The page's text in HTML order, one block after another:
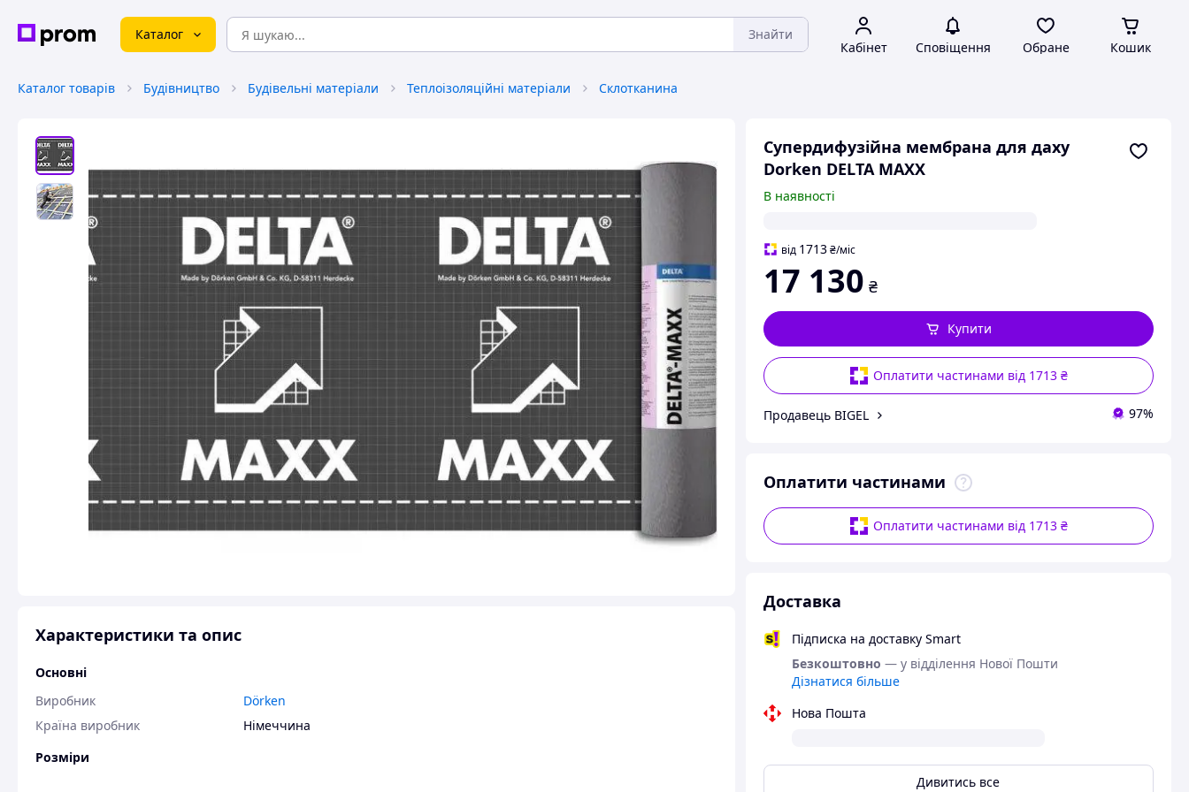
Каталог Знайти
Кабінет Сповіщення Обране Кошик
Каталог товарів Будівництво Будівельні матеріали Теплоізоляційні матеріали Склотканина
Супердифузійна мембрана для даху
Dorken DELTA MAXX
В наявності
від 1713 ₴/міс
17 130 ₴
Оплатити частинами від 1713 ₴
Купити
Продавець BIGEL 97%
Оплатити частинами
Оплатити частинами від 1713 ₴
Доставка
Підписка на доставку Smart
Безкоштовно — у відділення Нової Пошти
Дізнатися більше
Нова Пошта
Дивитись все
Характеристики та опис
Основні
Виробник
Dörken
Країна виробник
Німеччина
Розміри